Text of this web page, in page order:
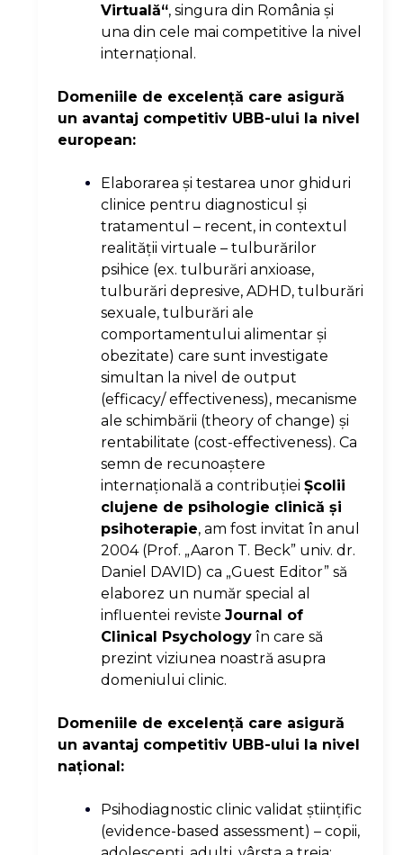
Virtuală“, singura din România şi
una din cele mai competitive la nivel
internaţional.
Domeniile de excelenţă care asigură
un avantaj competitiv UBB-ului la nivel
european:
Elaborarea şi testarea unor ghiduri
clinice pentru diagnosticul şi
tratamentul – recent, in contextul
realităţii virtuale – tulburărilor
psihice (ex. tulburări anxioase,
tulburări depresive, ADHD, tulburări
sexuale, tulburări ale
comportamentului alimentar şi
obezitate) care sunt investigate
simultan la nivel de output
(efficacy/ effectiveness), mecanisme
ale schimbării (theory of change) şi
rentabilitate (cost-effectiveness). Ca
semn de recunoaştere
internaţională a contribuţiei Şcolii
clujene de psihologie clinică şi
psihoterapie, am fost invitat în anul
2004 (Prof. „Aaron T. Beck” univ. dr.
Daniel DAVID) ca „Guest Editor” să
elaborez un număr special al
influentei reviste Journal of
Clinical Psychologyîn care să
prezint viziunea noastră asupra
domeniului clinic.
Domeniile de excelenţă care asigură
un avantaj competitiv UBB-ului la nivel
naţional:
Psihodiagnostic clinic validat ştiinţific
(evidence-based assessment) – copii,